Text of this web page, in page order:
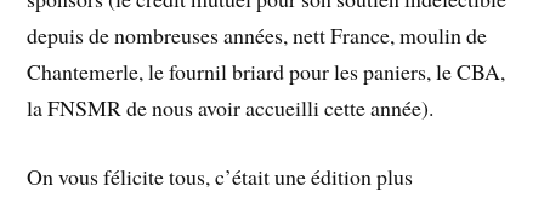
depuis de nombreuses années, nett France, moulin de
Chantemerle, le fournil briard pour les paniers, le CBA,
la FNSMR de nous avoir accueilli cette année).
On vous félicite tous, c’était une édition plus